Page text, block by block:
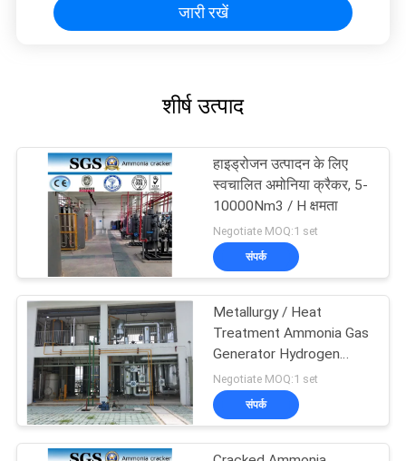
जारी रखें
शीर्ष उत्पाद
हाइड्रोजन उत्पादन के लिए
स्वचालित अमोनिया क्रैकर, 5-
10000Nm3 / H क्षमता
Negotiate MOQ:1 set
संपर्क
Metallurgy / Heat
Treatment Ammonia Gas
Generator Hydrogen
Generator
Negotiate MOQ:1 set
संपर्क